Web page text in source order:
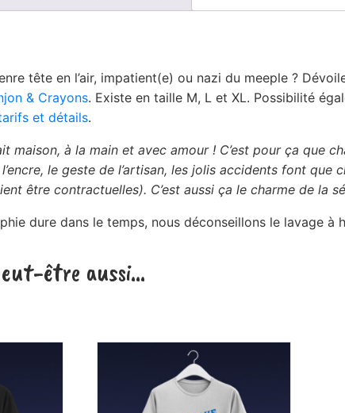
tête en l’air, impatient(e) ou nazi du meeple ?
& Crayons. Existe en taille M, L et XL. Possibilité
et détails.
maison, à la main et avec amour ! C’est pour ça que
le geste de l’artisan, les jolis accidents font que
être contractuelles). C’est aussi ça le charme de la
dure dans le temps, nous déconseillons le lavage à
être aussi…